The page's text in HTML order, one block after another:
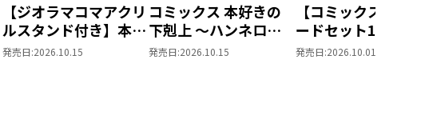
【ジオラマコマアクリ
ルスタンド付き】本好
きの下剋上 ～ハンネ
発売日:2026.10.15
コミックス 本好きの
下剋上 ～ハンネロー
レの貴族院五年生～
発売日:2026.10.15
【コミックスポスト
ードセット1付き】恋
した人は、妹の代わ
発売日:2026.10.01